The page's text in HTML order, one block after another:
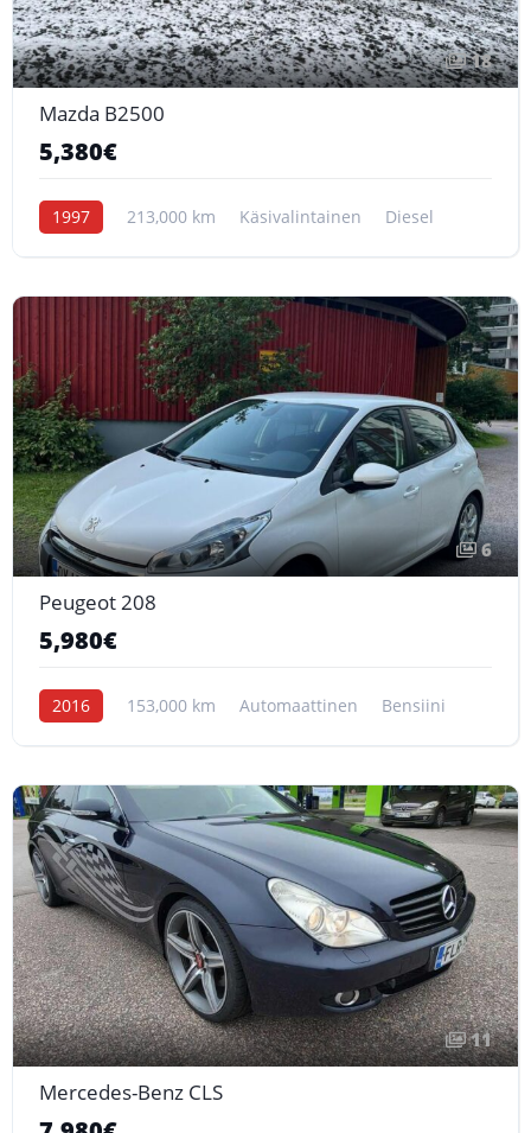
18
Mazda B2500
5,380€
1997 213,000 km Käsivalintainen Diesel
6
Peugeot 208
5,980€
2016 153,000 km Automaattinen Bensiini
11
Mercedes-Benz CLS